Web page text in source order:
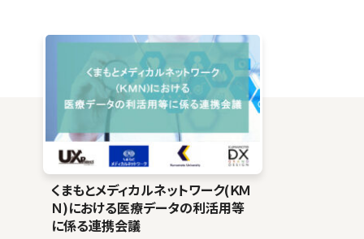
くまもとメディカルネットワーク(ＫＭ
Ｎ)における医療データの利活用等
に係る連携会議